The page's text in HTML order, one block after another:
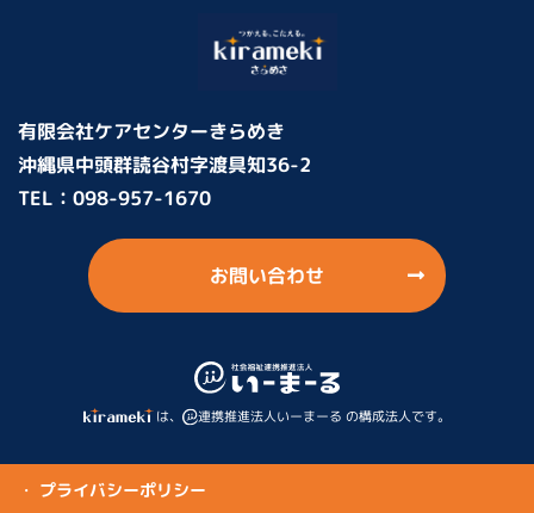
有限会社ケアセンターきらめき
沖縄県中頭群読谷村字渡具知36-2
TEL： 098-957-1670
お問い合わせ
は、 連携推進法人いーまーる の構成法人です。
・ プライバシーポリシー